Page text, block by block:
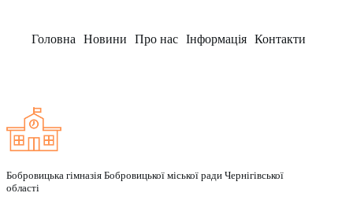
Головна Новини Про нас Інформація Контакти
Бобровицька гімназія Бобровицької міської ради Чернігівської
області